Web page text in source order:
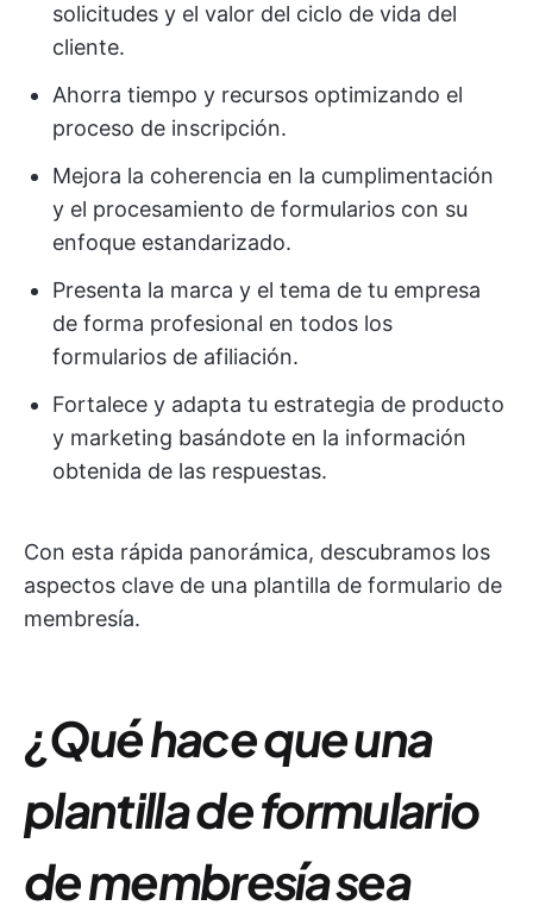
solicitudes y el valor del ciclo de vida del
cliente.
Ahorra tiempo y recursos optimizando el
proceso de inscripción.
Mejora la coherencia en la cumplimentación
y el procesamiento de formularios con su
enfoque estandarizado.
Presenta la marca y el tema de tu empresa
de forma profesional en todos los
formularios de afiliación.
Fortalece y adapta tu estrategia de producto
y marketing basándote en la información
obtenida de las respuestas.
Con esta rápida panorámica, descubramos los
aspectos clave de una plantilla de formulario de
membresía.
¿Qué hace que una
plantilla de formulario
de membresía sea